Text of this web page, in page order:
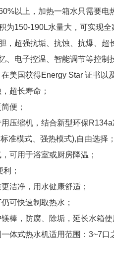
以上，加热一箱水只需要电
150-190L水量大，可实现全
超强抗垢、抗蚀、抗爆、超
电子控温、智能调节等控制
国获得Energy Star 证书以
超长寿命；
便；
缩机，结合新型环保R134a
模式、强热模式),自由选择；
用于浴室或厨房降温；
；
净，用水健康舒适；
快速制取热水；
，防腐、除垢，延长水箱使
式热水机适用范围：3~7口